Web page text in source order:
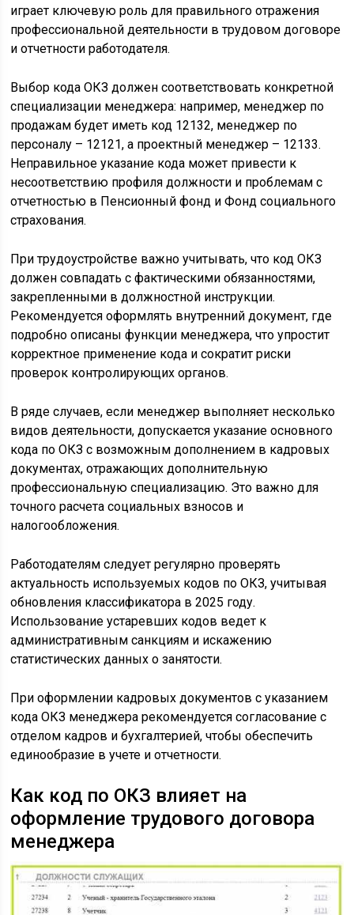
играет ключевую роль для правильного отражения
профессиональной деятельности в трудовом договоре
и отчетности работодателя.
Выбор кода ОКЗ должен соответствовать конкретной
специализации менеджера: например, менеджер по
продажам будет иметь код 12132, менеджер по
персоналу – 12121, а проектный менеджер – 12133.
Неправильное указание кода может привести к
несоответствию профиля должности и проблемам с
отчетностью в Пенсионный фонд и Фонд социального
страхования.
При трудоустройстве важно учитывать, что код ОКЗ
должен совпадать с фактическими обязанностями,
закрепленными в должностной инструкции.
Рекомендуется оформлять внутренний документ, где
подробно описаны функции менеджера, что упростит
корректное применение кода и сократит риски
проверок контролирующих органов.
В ряде случаев, если менеджер выполняет несколько
видов деятельности, допускается указание основного
кода по ОКЗ с возможным дополнением в кадровых
документах, отражающих дополнительную
профессиональную специализацию. Это важно для
точного расчета социальных взносов и
налогообложения.
Работодателям следует регулярно проверять
актуальность используемых кодов по ОКЗ, учитывая
обновления классификатора в 2025 году.
Использование устаревших кодов ведет к
административным санкциям и искажению
статистических данных о занятости.
При оформлении кадровых документов с указанием
кода ОКЗ менеджера рекомендуется согласование с
отделом кадров и бухгалтерией, чтобы обеспечить
единообразие в учете и отчетности.
Как код по ОКЗ влияет на
оформление трудового договора
менеджера